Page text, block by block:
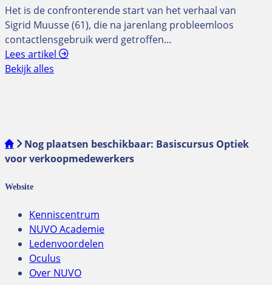
Het is de confronterende start van het verhaal van
Sigrid Muusse (61), die na jarenlang probleemloos
contactlensgebruik werd getroffen…
Lees artikel
Bekijk alles
Nog plaatsen beschikbaar: Basiscursus Optiek
voor verkoopmedewerkers
Website
Kenniscentrum
NUVO Academie
Ledenvoordelen
Oculus
Over NUVO